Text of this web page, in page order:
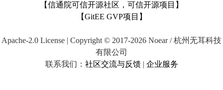
【信通院可信开源社区，可信开源项目】
【GitEE GVP项目】
Apache-2.0 License | Copyright © 2017-2026 Noear / 杭州无耳科技
有限公司
联系我们： 社区交流与反馈| 企业服务